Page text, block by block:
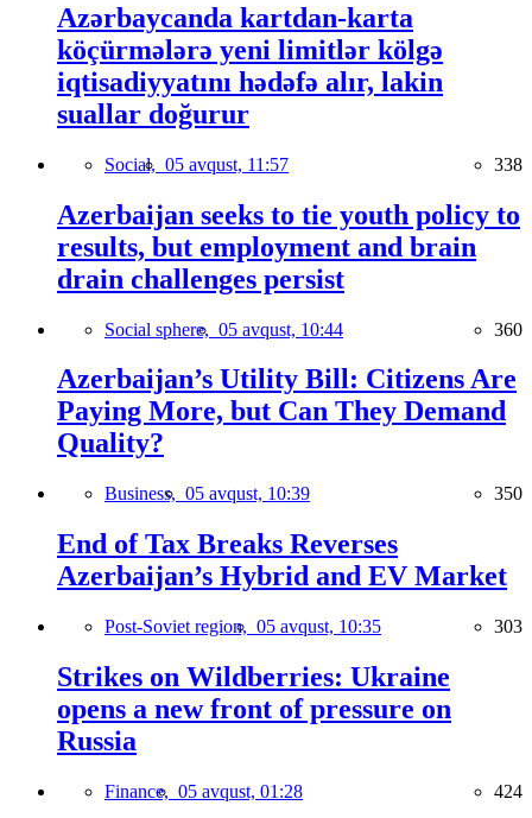
Azərbaycanda kartdan-karta
köçürmələrə yeni limitlər kölgə
iqtisadiyyatını hədəfə alır, lakin
suallar doğurur
Social, 05 avqust, 11:57 338
Azerbaijan seeks to tie youth policy to
results, but employment and brain
drain challenges persist
Social sphere, 05 avqust, 10:44 360
Azerbaijan’s Utility Bill: Citizens Are
Paying More, but Can They Demand
Quality?
Business, 05 avqust, 10:39 350
End of Tax Breaks Reverses
Azerbaijan’s Hybrid and EV Market
Post-Soviet region, 05 avqust, 10:35 303
Strikes on Wildberries: Ukraine
opens a new front of pressure on
Russia
Finance, 05 avqust, 01:28 424